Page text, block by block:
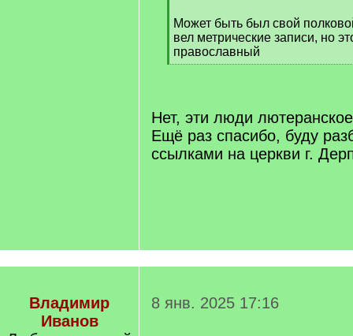
]
Может быть был свой
вел метрические записи, но
православный
[
Нет, эти люди
Ещё раз спасибо, буду
ссылками на церкви г.
Владимир
Иванов
8 янв. 2025 17:16